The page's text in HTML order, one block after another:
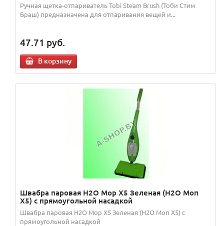
Ручная щетка-отпариватель Tobi Steam Brush (Тоби Стим
Браш) предназначена для отпаривания вещей и...
47.71 руб.
В корзину
Швабра паровая H2O Mop X5 Зеленая (Н2О Моп
Х5) с прямоугольной насадкой
Швабра паровая H2O Mop X5 Зеленая (Н2О Моп Х5) с
прямоугольной насадкой